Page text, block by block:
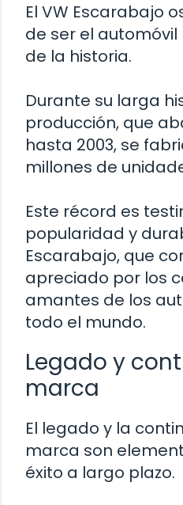
El VW Escarabajo
de ser el
de la historia.
Durante su larga
producción, que
hasta 2003, se
millones de
Este récord es
popularidad y
Escarabajo, que
apreciado por los
amantes de los
todo el mundo.
Legado y
marca
El legado y la
marca son
éxito a largo plazo.